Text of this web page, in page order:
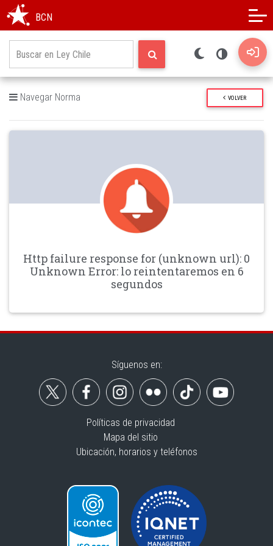
BCN
Navegar Norma VOLVER
Http failure response for (unknown url): 0
Unknown Error: lo reintentaremos en 6
segundos
Síguenos en:
Políticas de privacidad
Mapa del sitio
Ubicación, horarios y teléfonos